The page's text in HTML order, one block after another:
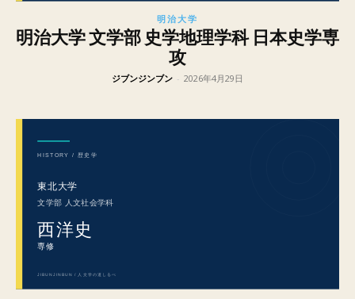
明治大学
明治大学 文学部 史学地理学科 日本史学専
攻
ジブンジンブン - 2026年4月29日